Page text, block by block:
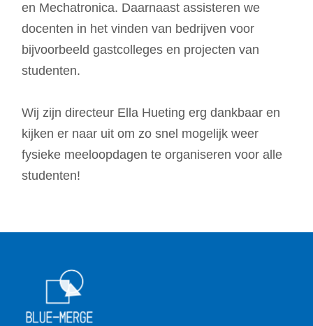
en Mechatronica. Daarnaast assisteren we
docenten in het vinden van bedrijven voor
bijvoorbeeld gastcolleges en projecten van
studenten.
Wij zijn directeur Ella Hueting erg dankbaar en
kijken er naar uit om zo snel mogelijk weer
fysieke meeloopdagen te organiseren voor alle
studenten!